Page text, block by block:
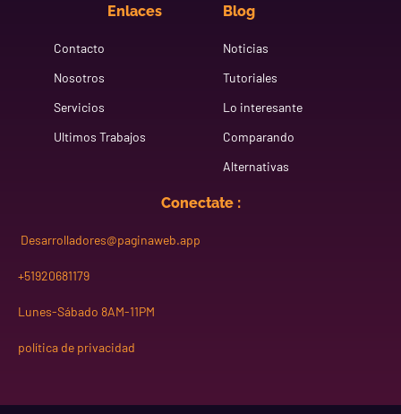
Enlaces
Contacto
Nosotros
Servicios
Ultimos Trabajos
Blog
Noticias
Tutoriales
Lo interesante
Comparando
Alternativas
Conectate :
Desarrolladores@paginaweb.app
+51920681179
Lunes-Sábado 8AM-11PM
política de privacidad